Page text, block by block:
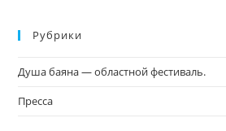
Рубрики
Душа баяна — областной фестиваль.
Пресса